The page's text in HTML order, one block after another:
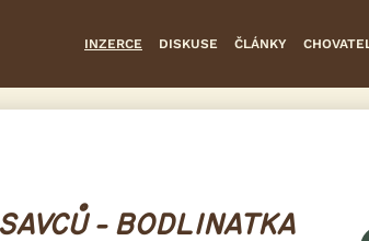
INZERCE DISKUSE ČLÁNKY
- BODLINATKA